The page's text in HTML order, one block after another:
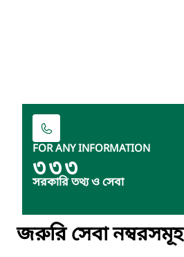
FOR ANY INFORMATION
৩৩৩
সরকারি তথ্য ও সেবা
জরুরি সেবা নম্বরসমূহ